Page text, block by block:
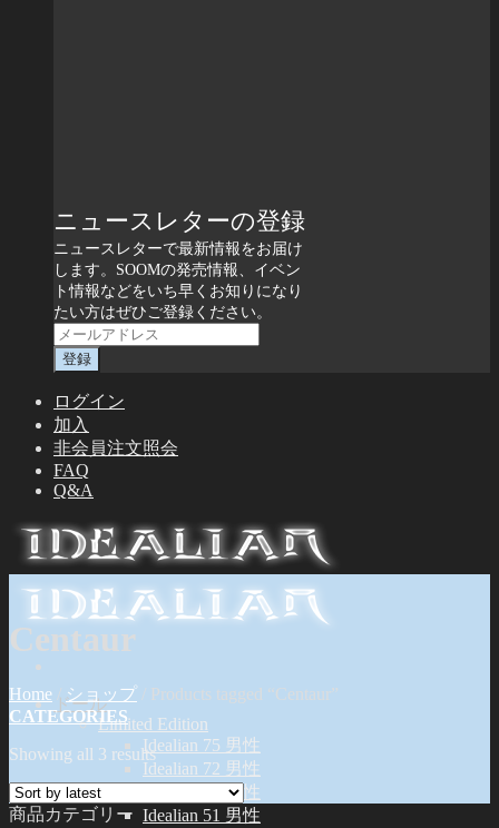
ニュースレターの登録
ニュースレターで最新情報をお届け
します。SOOMの発売情報、イベン
ト情報などをいち早くお知りになり
たい方はぜひご登録ください。
ログイン
加入
非会員注文照会
FAQ
Q&A
ドール
Limited Edition
Idealian 75 男性
Idealian 72 男性
Idealian 68 女性
Idealian 51 男性
Centaur
Home / ショップ
Products tagged “Centaur”
CATEGORIES
Showing all 3 results
商品カテゴリー